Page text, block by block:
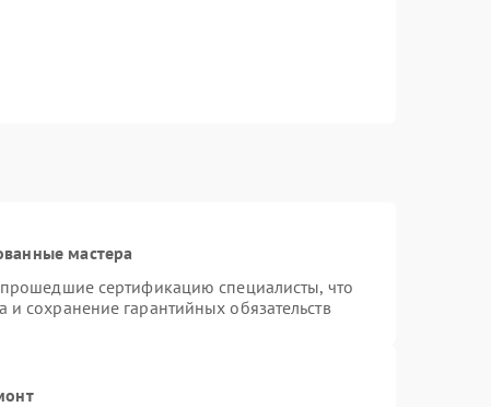
мастера
сертификацию специалисты, что
и сохранение гарантийных обязательств